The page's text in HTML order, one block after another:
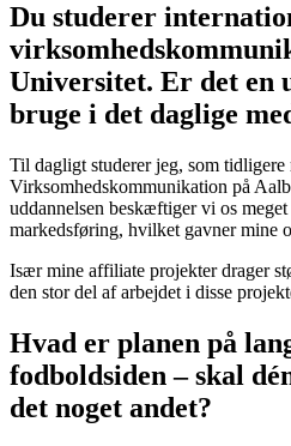
Du studerer
Universitet. Er det en
bruge i det daglige
Til dagligt studerer jeg, som
Virksomhedskommunikation på
uddannelsen beskæftiger vi os
markedsføring, hvilket gavner mine
Især mine affiliate projekter drager
den stor del af arbejdet i disse
Hvad er planen på
fodboldsiden – skal
det noget andet?